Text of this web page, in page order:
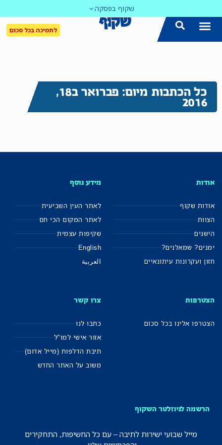
שקוף בפסקה
לתמיכה בכל סכום
כל הכתבות מיום: פברואר ב18,
2016
אודות
אודות שקוף
הצוות
הישגים
ימנים? שמאלנים?
חזון ועקרונות עיתונאיים
מידע נוסף
לאתר העין השביעית
לאתר המקום הכי חם
שקיפות עצמית
English
العربية
הצטרפות
הצטרפו אלינו בכל סכום
צרו קשר
כתבו לנו
אזור אישי למו"ל
תיבת הדלפות (מייל אדום)
משוב על האתר החדש
הרשמה לניוזלטר השקוף
מייל שבועי ישירות לתיבה – עם כל החשיפות, התחקירים